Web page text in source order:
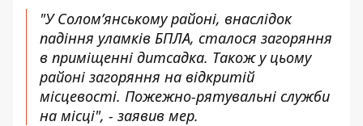
"У Соломʼянському районі, внаслідок
падіння уламків БПЛА, сталося загоряння
в приміщенні дитсадка. Також у цьому
районі загоряння на відкритій
місцевості. Пожежно-рятувальні служби
на місці", - заявив мер.